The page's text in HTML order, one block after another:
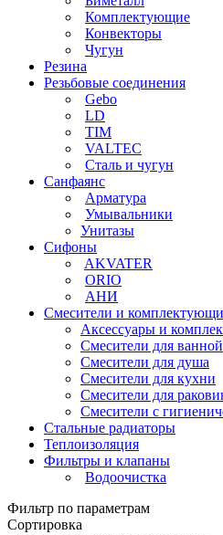
Комплектующие
Конвекторы
Чугун
Резина
Резьбовые соединения
Gebo
LD
TIM
VALTEC
Сталь и чугун
Санфаянс
Арматура
Умывальники
Унитазы
Сифоны
AKVATER
ORIO
АНИ
Смесители и
Аксессуары и
Смесители для ванной
Смесители для душа
Смесители для кухни
Смесители для
Смесители с
Стальные радиаторы
Теплоизоляция
Фильтры и клапаны
Водоочистка
Фильтр по параметрам
Сортировка